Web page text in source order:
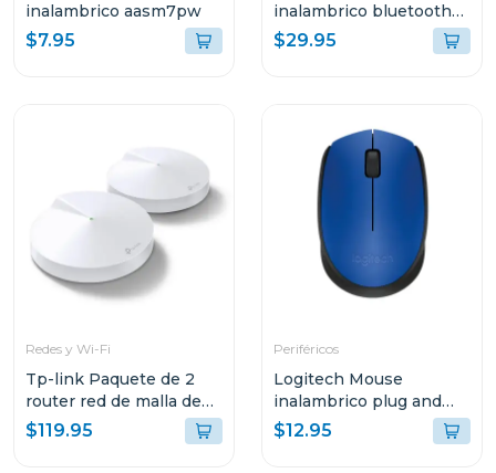
inalambrico aasm7pw
$7.95
inalambrico bluetooth
aask7pw
$29.95
Redes y Wi-Fi
Tp-link Paquete de 2
router red de malla de
wi-fi whole home mesh
ac1300 deco m5
$119.95
Periféricos
Logitech Mouse
inalambrico plug and
play azul m170
$12.95